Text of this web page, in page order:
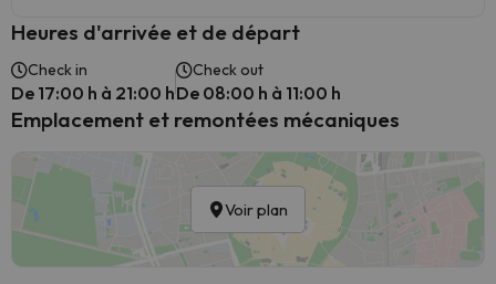
Heures d'arrivée et de départ
Check in
De 17:00 h à 21:00 h
Check out
De 08:00 h à 11:00 h
Emplacement et remontées mécaniques
Voir plan